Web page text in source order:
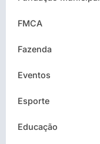
FMCA
Fazenda
Eventos
Esporte
Educação